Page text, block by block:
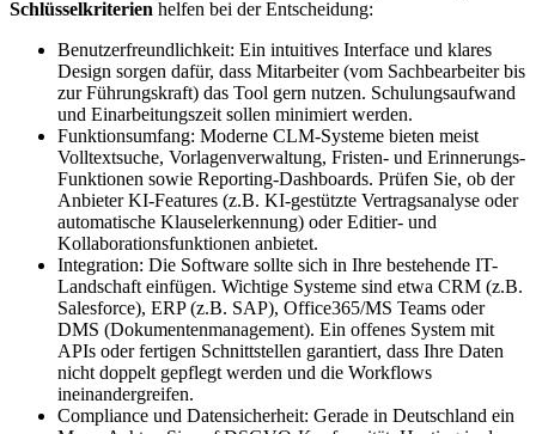
Schlüsselkriterien helfen bei der Entscheidung:
Benutzerfreundlichkeit: Ein intuitives Interface und klares
Design sorgen dafür, dass Mitarbeiter (vom Sachbearbeiter bis
zur Führungskraft) das Tool gern nutzen. Schulungsaufwand
und Einarbeitungszeit sollen minimiert werden.
Funktionsumfang: Moderne CLM-Systeme bieten meist
Volltextsuche, Vorlagenverwaltung, Fristen- und Erinnerungs-
Funktionen sowie Reporting-Dashboards. Prüfen Sie, ob der
Anbieter KI-Features (z.B. KI-gestützte Vertragsanalyse oder
automatische Klauselerkennung) oder Editier- und
Kollaborationsfunktionen anbietet.
Integration: Die Software sollte sich in Ihre bestehende IT-
Landschaft einfügen. Wichtige Systeme sind etwa CRM (z.B.
Salesforce), ERP (z.B. SAP), Office365/MS Teams oder
DMS (Dokumentenmanagement). Ein offenes System mit
APIs oder fertigen Schnittstellen garantiert, dass Ihre Daten
nicht doppelt gepflegt werden und die Workflows
ineinandergreifen.
Compliance und Datensicherheit: Gerade in Deutschland ein